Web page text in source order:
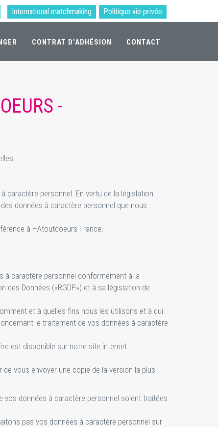
International matchmaking Politique vie privée
CONTRAT D'ADHÉSION CONTACT
-
caractère personnel. En vertu de la législation
données à caractère personnel que nous
à –Atoutcoeurs France.
à caractère personnel conformément à la
Données («RGDP») et à sa législation de
et à quelles fins nous les utilisons et à qui
le traitement de vos données à caractère
est disponible sur notre site internet
vous envoyer une copie de la version la plus
vos données à caractère personnel soient traitées
pas vos données à caractère personnel sur